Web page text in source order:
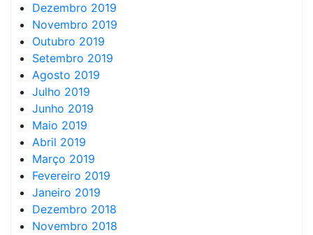
Dezembro 2019
Novembro 2019
Outubro 2019
Setembro 2019
Agosto 2019
Julho 2019
Junho 2019
Maio 2019
Abril 2019
Março 2019
Fevereiro 2019
Janeiro 2019
Dezembro 2018
Novembro 2018